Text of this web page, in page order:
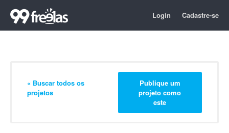
Login Cadastre-se
« Buscar todos os
projetos
Publique um
projeto como
este